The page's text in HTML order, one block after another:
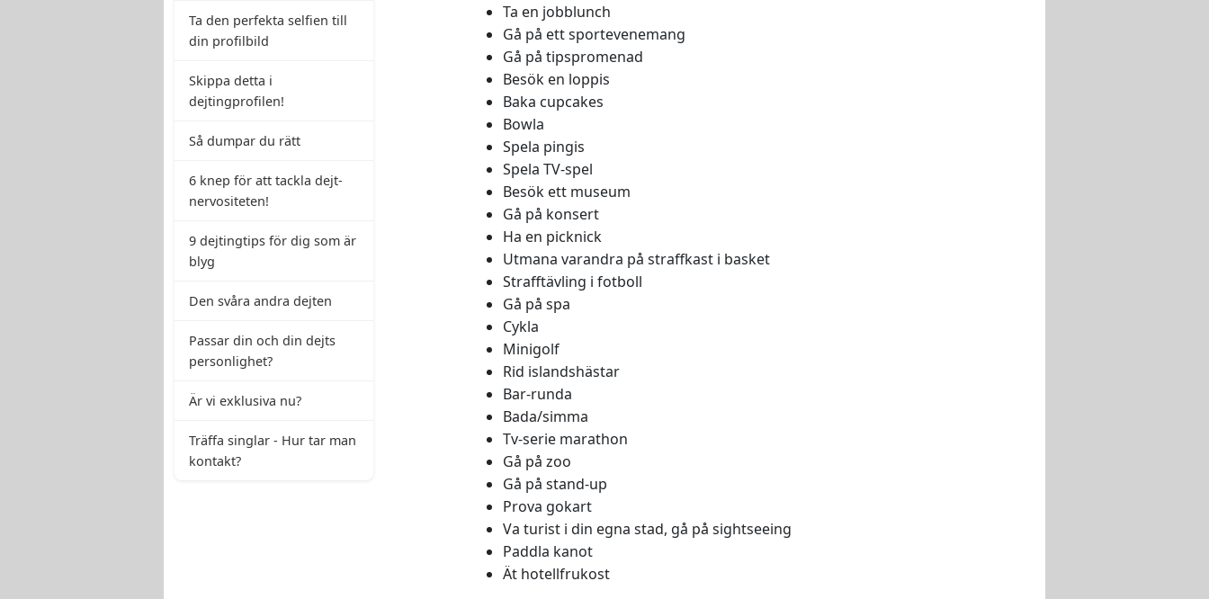
Ta den perfekta selfien till
din profilbild
Skippa detta i
dejtingprofilen!
Så dumpar du rätt
6 knep för att tackla dejt-
nervositeten!
9 dejtingtips för dig som är
blyg
Den svåra andra dejten
Passar din och din dejts
personlighet?
Är vi exklusiva nu?
Träffa singlar - Hur tar man
kontakt?
Ta en jobblunch
Gå på ett sportevenemang
Gå på tipspromenad
Besök en loppis
Baka cupcakes
Bowla
Spela pingis
Spela TV-spel
Besök ett museum
Gå på konsert
Ha en picknick
Utmana varandra på straffkast i basket
Strafftävling i fotboll
Gå på spa
Cykla
Minigolf
Rid islandshästar
Bar-runda
Bada/simma
Tv-serie marathon
Gå på zoo
Gå på stand-up
Prova gokart
Va turist i din egna stad, gå på sightseeing
Paddla kanot
Ät hotellfrukost